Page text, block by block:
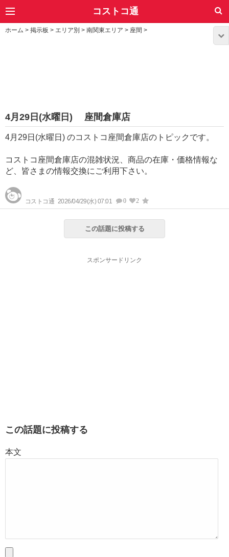
コストコ通
ホーム > 掲示板 > エリア別 > 南関東エリア > 座間 >
4月29日(水曜日) 座間倉庫店
4月29日(水曜日) のコストコ座間倉庫店のトピックです。
コストコ座間倉庫店の混雑状況、商品の在庫・価格情報な
ど、皆さまの情報交換にご利用下さい。
コストコ通 2026/04/29(水) 07:01 0 2
この話題に投稿する
スポンサードリンク
この話題に投稿する
本文